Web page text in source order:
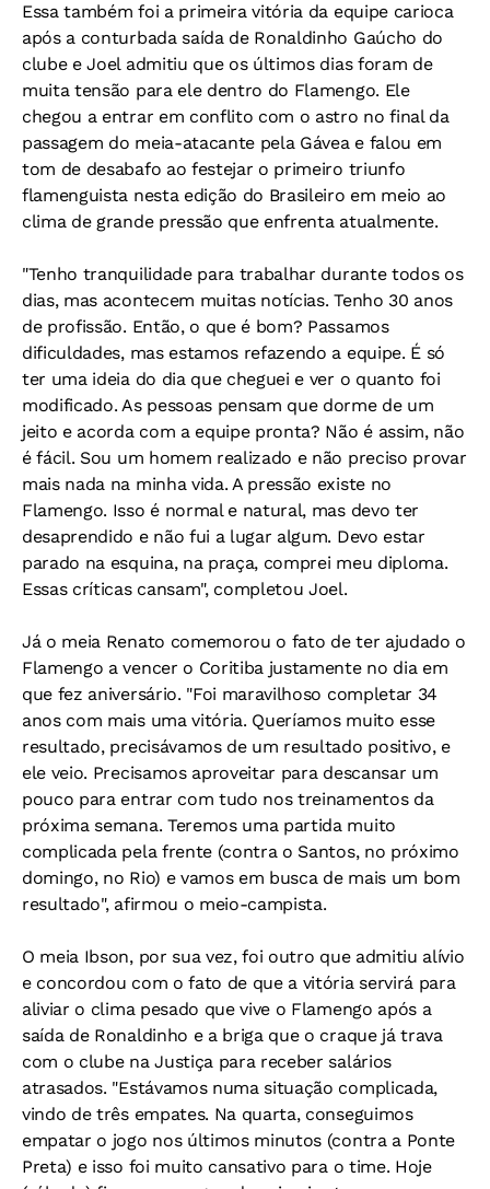
Essa também foi a primeira vitória da equipe carioca
após a conturbada saída de Ronaldinho Gaúcho do
clube e Joel admitiu que os últimos dias foram de
muita tensão para ele dentro do Flamengo. Ele
chegou a entrar em conflito com o astro no final da
passagem do meia-atacante pela Gávea e falou em
tom de desabafo ao festejar o primeiro triunfo
flamenguista nesta edição do Brasileiro em meio ao
clima de grande pressão que enfrenta atualmente.
"Tenho tranquilidade para trabalhar durante todos os
dias, mas acontecem muitas notícias. Tenho 30 anos
de profissão. Então, o que é bom? Passamos
dificuldades, mas estamos refazendo a equipe. É só
ter uma ideia do dia que cheguei e ver o quanto foi
modificado. As pessoas pensam que dorme de um
jeito e acorda com a equipe pronta? Não é assim, não
é fácil. Sou um homem realizado e não preciso provar
mais nada na minha vida. A pressão existe no
Flamengo. Isso é normal e natural, mas devo ter
desaprendido e não fui a lugar algum. Devo estar
parado na esquina, na praça, comprei meu diploma.
Essas críticas cansam", completou Joel.
Já o meia Renato comemorou o fato de ter ajudado o
Flamengo a vencer o Coritiba justamente no dia em
que fez aniversário. "Foi maravilhoso completar 34
anos com mais uma vitória. Queríamos muito esse
resultado, precisávamos de um resultado positivo, e
ele veio. Precisamos aproveitar para descansar um
pouco para entrar com tudo nos treinamentos da
próxima semana. Teremos uma partida muito
complicada pela frente (contra o Santos, no próximo
domingo, no Rio) e vamos em busca de mais um bom
resultado", afirmou o meio-campista.
O meia Ibson, por sua vez, foi outro que admitiu alívio
e concordou com o fato de que a vitória servirá para
aliviar o clima pesado que vive o Flamengo após a
saída de Ronaldinho e a briga que o craque já trava
com o clube na Justiça para receber salários
atrasados. "Estávamos numa situação complicada,
vindo de três empates. Na quarta, conseguimos
empatar o jogo nos últimos minutos (contra a Ponte
Preta) e isso foi muito cansativo para o time. Hoje